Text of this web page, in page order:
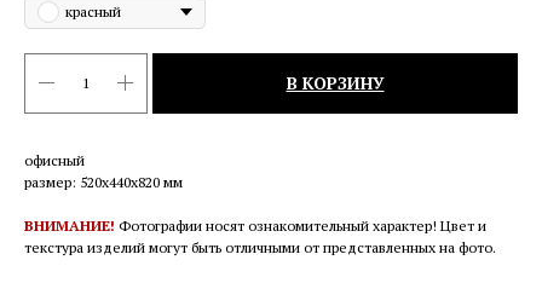
красный
В КОРЗИНУ
офисный
размер: 520х440х820 мм
ВНИМАНИЕ! Фотографии носят ознакомительный характер! Цвет и
текстура изделий могут быть отличными от представленных на фото.